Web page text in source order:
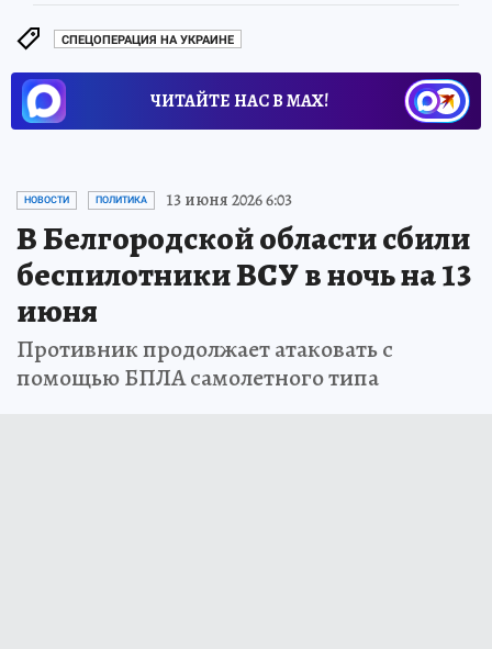
СПЕЦОПЕРАЦИЯ НА УКРАИНЕ
ЧИТАЙТЕ НАС В МАХ!
НОВОСТИ ПОЛИТИКА 13 июня 2026 6:03
В Белгородской области сбили
беспилотники ВСУ в ночь на 13
июня
Противник продолжает атаковать с
помощью БПЛА самолетного типа